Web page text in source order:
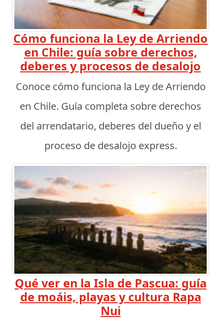
Cómo funciona la Ley de Arriendo
en Chile: guía sobre derechos,
deberes y procesos de desalojo
Conoce cómo funciona la Ley de Arriendo
en Chile. Guía completa sobre derechos
del arrendatario, deberes del dueño y el
proceso de desalojo express.
Qué ver en la Isla de Pascua: guía
de moáis, playas y cultura Rapa
Nui